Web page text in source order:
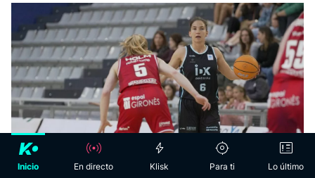
Inicio En directo Klisk Para ti Lo último